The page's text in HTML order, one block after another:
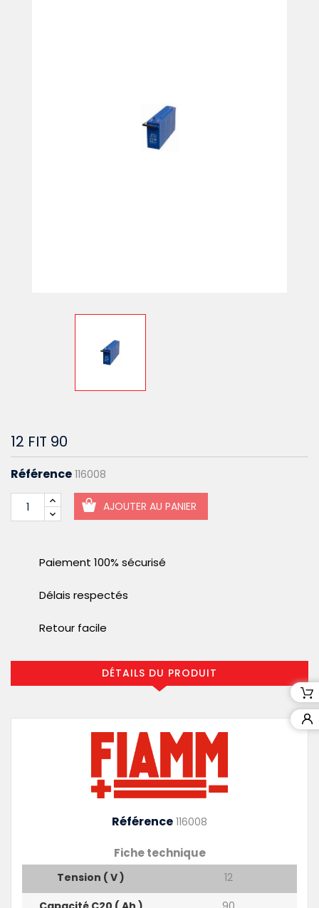
12 FIT 90
Référence 116008
AJOUTER AU PANIER
Paiement 100% sécurisé
Délais respectés
Retour facile
DÉTAILS DU PRODUIT
Référence 116008
Fiche technique
Tension ( V )
12